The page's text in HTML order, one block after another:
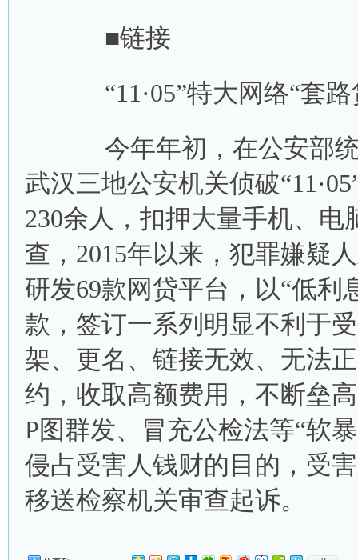
■链接
“11·05”特大网络“套路
今年年初，在公安部统
武汉三地公安机关侦破
230余人，扣押大量手机、
查，2015年以来，犯罪嫌疑
研发69款网贷平台，以“低利
款，签订一系列明显不利于
架、更名、链接无效、无法
约，收取高额费用，不断垒
P图群发、冒充公检法等“软
侵占受害人钱财的目的，受
移送检察机关审查起诉。